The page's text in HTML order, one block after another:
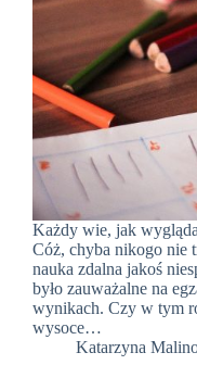
Każdy wie, jak
Cóż, chyba nikogo nie
nauka zdalna jakoś
było zauważalne na
wynikach. Czy w tym
wysoce…
Katarzyna